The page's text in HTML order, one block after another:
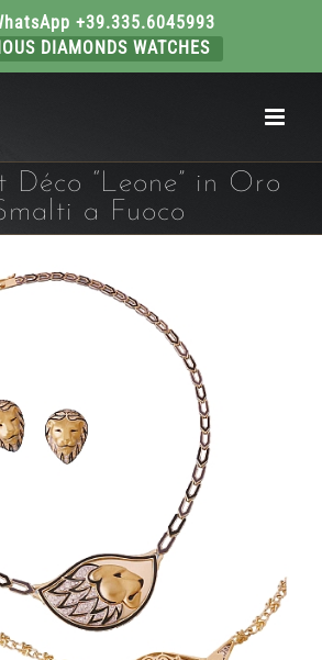
+39.335.6045993
DIAMONDS WATCHES
“Leone” in Oro
a Fuoco